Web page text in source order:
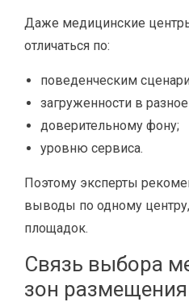
Даже медицинские
отличаться по:
поведенческим
загруженности в
доверительному фону;
уровню сервиса.
Поэтому эксперты
выводы по одному центру,
площадок.
Связь выбора
зон размещения